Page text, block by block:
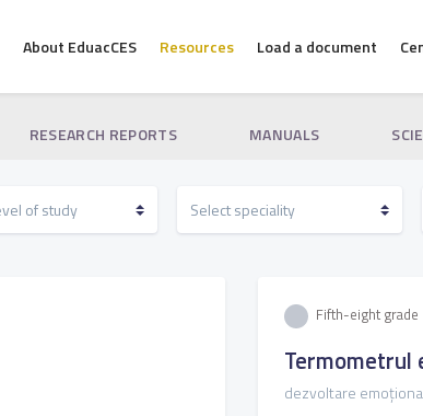
About EduacCES Resources Load a document
RESEARCH REPORTS MANUALS
Fifth-eight grade
Termometrul
dezvoltare